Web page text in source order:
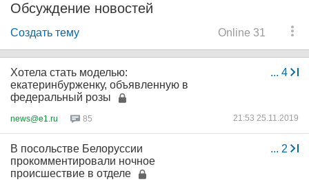
Обсуждение новостей
Online 31
Создать тему
... 4
Хотела стать моделью:
екатеринбурженку, объявленную в
федеральный розы
news@e1.ru 85 21:53 25.11.2019
... 2
В посольстве Белоруссии
прокомментировали ночное
происшествие в отделе